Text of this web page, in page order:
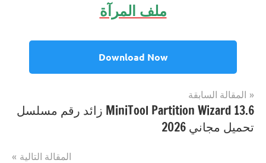
ملف المرآة
Download Now
مصنف
ب
Anvil
Multimedia
تصفّح
المقالات
المقالة السابقة
MiniTool Partition Wizard 13.6 زائد رقم مسلسل
تحميل مجاني 2026
المقالة التالية